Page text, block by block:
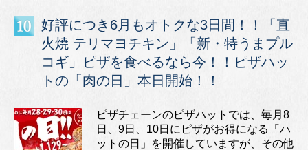
好評につき6月もオトクな3日間！！「直
火焼 テリマヨチキン」「新・特うまプル
コギ」ピザを食べるなら今！！ピザハッ
トの「肉の日」本日開始！！
ピザチェーンのピザハットでは、毎月8
日、9日、10日にピザがお得になる「ハ
ットの日」を開催していますが、その他